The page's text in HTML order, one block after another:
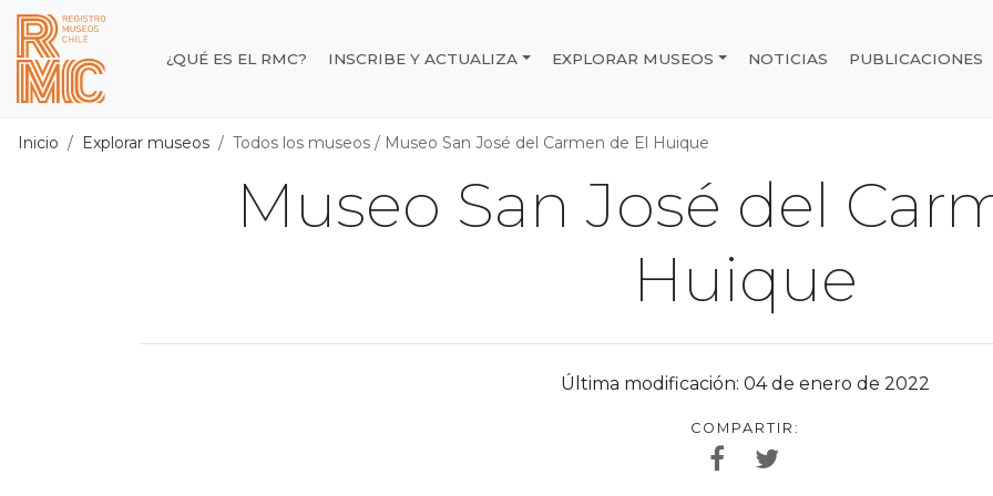
Contenido principal
Registro de Museos de Chile
¿QUÉ ES EL RMC? INSCRIBE Y ACTUALIZA EXPLORAR MUSEOS NOTICIAS PUBLICACIONES
Inicio Explorar museos Todos los museos / Museo San José del Carmen de El Huique
Museo San José del
Huique
Última modificación: 04 de enero de 2022